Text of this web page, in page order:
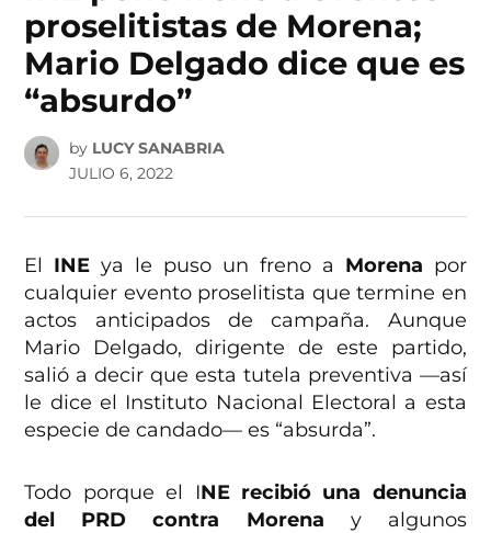
proselitistas de Morena;
Mario Delgado dice que es
“absurdo”
by LUCY SANABRIA
JULIO 6, 2022
El INEya le puso un freno a Morena por
cualquier evento proselitista que termine en
actos anticipados de campaña. Aunque
Mario Delgado, dirigente de este partido,
salió a decir que esta tutela preventiva —así
le dice el Instituto Nacional Electoral a esta
especie de candado— es “absurda”.
Todo porque el INE recibió una denuncia
del PRD contra Morena y algunos